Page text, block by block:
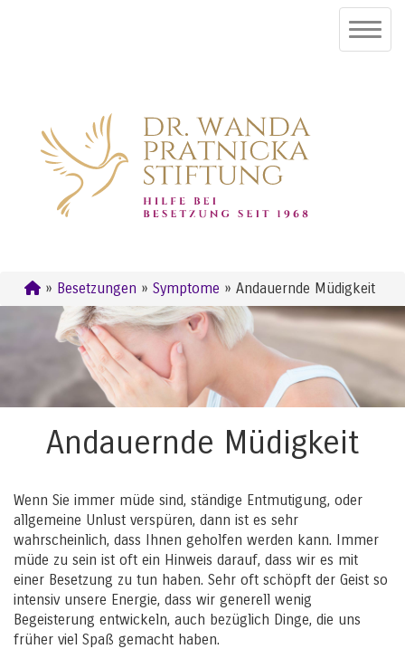
» Besetzungen » Symptome » Andauernde Müdigkeit
Andauernde Müdigkeit
Wenn Sie immer müde sind, ständige Entmutigung, oder
allgemeine Unlust verspüren, dann ist es sehr
wahrscheinlich, dass Ihnen geholfen werden kann. Immer
müde zu sein ist oft ein Hinweis darauf, dass wir es mit
einer Besetzung zu tun haben. Sehr oft schöpft der Geist so
intensiv unsere Energie, dass wir generell wenig
Begeisterung entwickeln, auch bezüglich Dinge, die uns
früher viel Spaß gemacht haben.